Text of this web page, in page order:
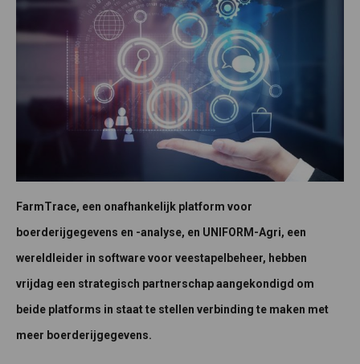
FarmTrace, een onafhankelijk platform voor
boerderijgegevens en -analyse, en UNIFORM-Agri, een
wereldleider in software voor veestapelbeheer, hebben
vrijdag een strategisch partnerschap aangekondigd om
beide platforms in staat te stellen verbinding te maken met
meer boerderijgegevens.